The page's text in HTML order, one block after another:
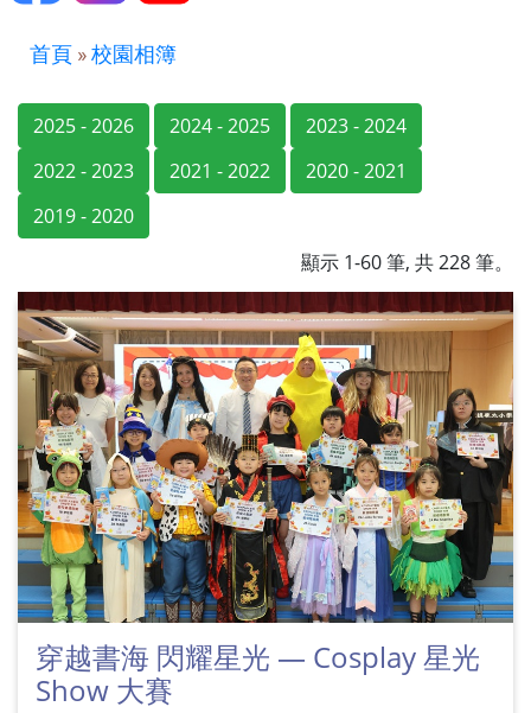
首頁 »校園相簿
2025 - 2026 2024 - 2025
2023 - 2024
2022 - 2023
2021 - 2022
2020 - 2021
2019 - 2020
顯示 1-60 筆, 共 228 筆。
穿越書海 閃耀星光 — Cosplay 星光
Show 大賽